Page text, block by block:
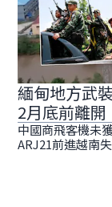
緬甸地方武
2月底前離開
中國商飛客機未
ARJ21前進越南